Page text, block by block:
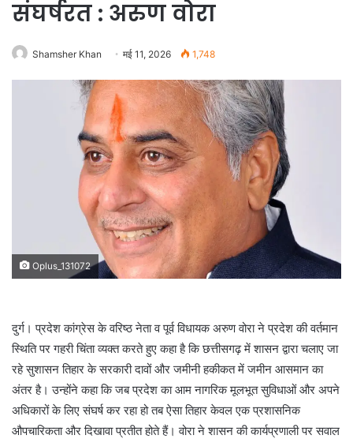
संघर्षरत : अरुण वोरा
Shamsher Khan मई 11, 2026 1,748
Oplus_131072
दुर्ग। प्रदेश कांग्रेस के वरिष्ठ नेता व पूर्व विधायक अरुण वोरा ने प्रदेश की वर्तमान
स्थिति पर गहरी चिंता व्यक्त करते हुए कहा है कि छत्तीसगढ़ में शासन द्वारा चलाए जा
रहे सुशासन तिहार के सरकारी दावों और जमीनी हकीकत में जमीन आसमान का
अंतर है। उन्होंने कहा कि जब प्रदेश का आम नागरिक मूलभूत सुविधाओं और अपने
अधिकारों के लिए संघर्ष कर रहा हो तब ऐसा तिहार केवल एक प्रशासनिक
औपचारिकता और दिखावा प्रतीत होते हैं। वोरा ने शासन की कार्यप्रणाली पर सवाल